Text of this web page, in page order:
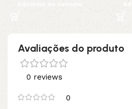
Adicionar ao carrinho
Avaliações do produto
0 reviews
0